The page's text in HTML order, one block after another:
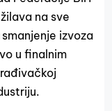
na sve
izvoza
u finalnim